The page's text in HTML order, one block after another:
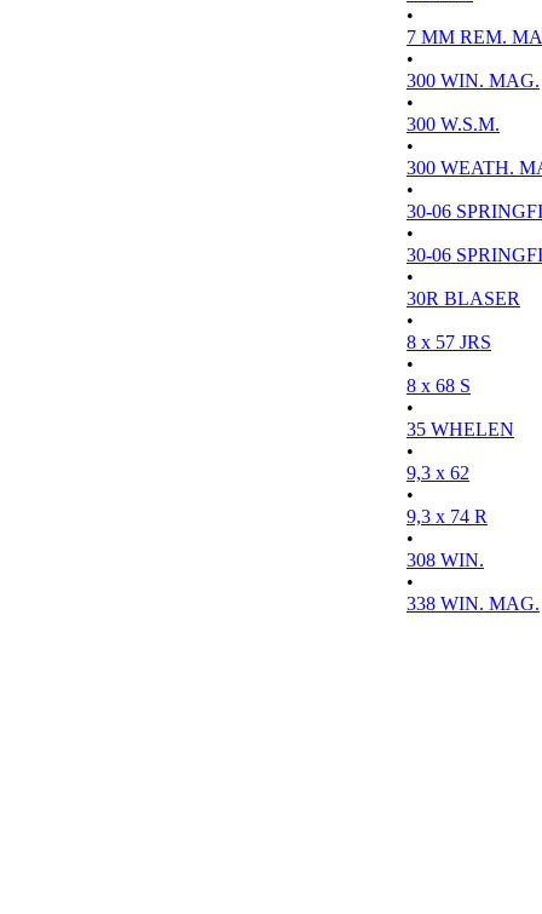
•
7 MM REM.
•
300 WIN. MAG.
•
300 W.S.M.
•
300 WEATH.
•
30-06
•
30-06
•
30R BLASER
•
8 x 57 JRS
•
8 x 68 S
•
35 WHELEN
•
9,3 x 62
•
9,3 x 74 R
•
308 WIN.
•
338 WIN. MAG.